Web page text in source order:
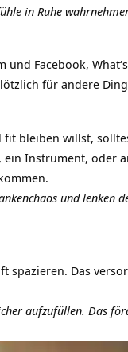
in Ruhe
Facebook,
für andere
bleiben willst,
Instrument, oder
und lenken
spazieren. Das
aufzufüllen. Das